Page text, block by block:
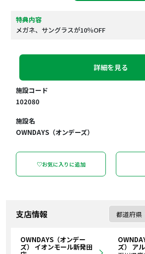
特典内容
メガネ、サングラスが10％OFF
詳細を見る
施設コード
102080
施設名
OWNDAYS（オンデーズ）
♡お気に入りに追加
支店情報
OWNDAYS（オンデー
ズ） イオンモール新発田
ズ） ア